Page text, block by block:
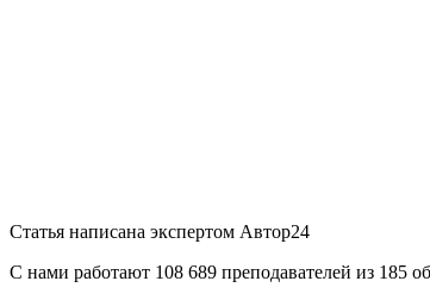
Статья написана экспертом Автор24
С нами работают 108 689 преподавателей из 185